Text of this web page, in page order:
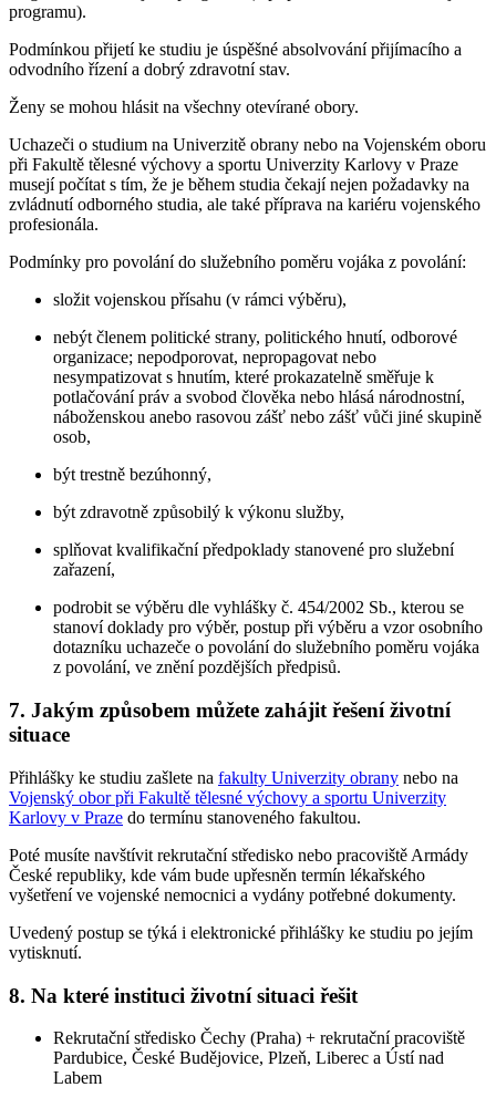
programu).
Podmínkou přijetí ke studiu je úspěšné absolvování přijímacího a
odvodního řízení a dobrý zdravotní stav.
Ženy se mohou hlásit na všechny otevírané obory.
Uchazeči o studium na Univerzitě obrany nebo na Vojenském oboru
při Fakultě tělesné výchovy a sportu Univerzity Karlovy v Praze
musejí počítat s tím, že je během studia čekají nejen požadavky na
zvládnutí odborného studia, ale také příprava na kariéru vojenského
profesionála.
Podmínky pro povolání do služebního poměru vojáka z povolání:
složit vojenskou přísahu (v rámci výběru),
nebýt členem politické strany, politického hnutí, odborové
organizace; nepodporovat, nepropagovat nebo
nesympatizovat s hnutím, které prokazatelně směřuje k
potlačování práv a svobod člověka nebo hlásá národnostní,
náboženskou anebo rasovou zášť nebo zášť vůči jiné skupině
osob,
být trestně bezúhonný,
být zdravotně způsobilý k výkonu služby,
splňovat kvalifikační předpoklady stanovené pro služební
zařazení,
podrobit se výběru dle vyhlášky č. 454/2002 Sb., kterou se
stanoví doklady pro výběr, postup při výběru a vzor osobního
dotazníku uchazeče o povolání do služebního poměru vojáka
z povolání, ve znění pozdějších předpisů.
7. Jakým způsobem můžete zahájit řešení životní
situace
Přihlášky ke studiu zašlete na fakulty Univerzity obrany nebo na
Vojenský obor při Fakultě tělesné výchovy a sportu Univerzity
Karlovy v Praze do termínu stanoveného fakultou.
Poté musíte navštívit rekrutační středisko nebo pracoviště Armády
České republiky, kde vám bude upřesněn termín lékařského
vyšetření ve vojenské nemocnici a vydány potřebné dokumenty.
Uvedený postup se týká i elektronické přihlášky ke studiu po jejím
vytisknutí.
8. Na které instituci životní situaci řešit
Rekrutační středisko Čechy (Praha) + rekrutační pracoviště
Pardubice, České Budějovice, Plzeň, Liberec a Ústí nad
Labem